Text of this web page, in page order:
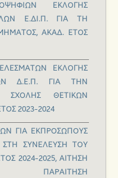
ΕΚΛΟΓΗΣ
Ε.ΔΙ.Π. ΓΙΑ ΤΗ
ΑΚΑΔ. ΕΤΟΣ
ΕΚΛΟΓΗΣ
Δ.Ε.Π. ΓΙΑ ΤΗΝ
ΣΧΟΛΗΣ ΘΕΤΙΚΩΝ
2023-2024
ΓΙΑ ΕΚΠΡΟΣΩΠΟΥΣ
ΣΤΗ ΣΥΝΕΛΕΥΣΗ ΤΟΥ
2024-2025, ΑΙΤΗΣΗ
ΠΑΡΑΙΤΗΣΗ